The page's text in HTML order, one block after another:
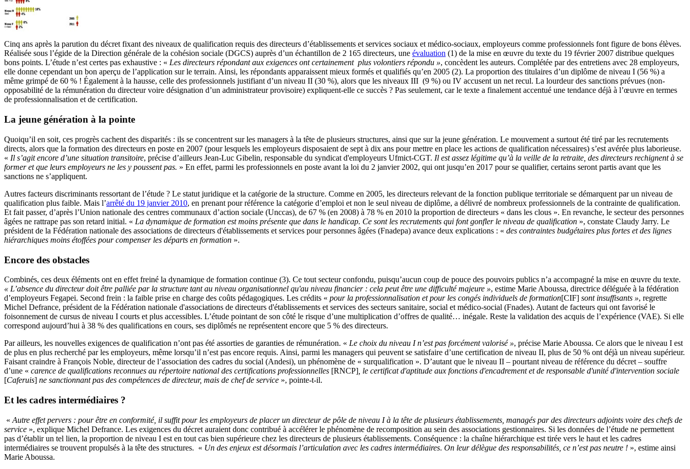
Cinq ans après la parution du décret fixant des niveaux de qualification requis des directeurs d’établissements et services sociaux et médico-sociaux, employeurs comme professionnels font figure de bons élèves.
Réalisée sous l’égide de la Direction générale de la cohésion sociale (DGCS) auprès d’un échantillon de 2 165 directeurs, une évaluation (1) de la mise en œuvre du texte du 19 février 2007 distribue quelques
bons points. L’étude n’est certes pas exhaustive : « Les directeurs répondant aux exigences ont certainement plus volontiers répondu », concèdent les auteurs. Complétée par des entretiens avec 28 employeurs,
elle donne cependant un bon aperçu de l’application sur le terrain. Ainsi, les répondants apparaissent mieux formés et qualifiés qu’en 2005 (2). La proportion des titulaires d’un diplôme de niveau I (56 %) a
même grimpé de 60 % ! Également à la hausse, celle des professionnels justifiant d’un niveau II (30 %), alors que les niveaux III (9 %) ou IV accusent un net recul. La lourdeur des sanctions prévues (non-
opposabilité de la rémunération du directeur voire désignation d’un administrateur provisoire) expliquent-elle ce succès ? Pas seulement, car le texte a finalement accentué une tendance déjà à l’œuvre en termes
de professionnalisation et de certification.
La jeune génération à la pointe
Quoiqu’il en soit, ces progrès cachent des disparités : ils se concentrent sur les managers à la tête de plusieurs structures, ainsi que sur la jeune génération. Le mouvement a surtout été tiré par les recrutements
directs, alors que la formation des directeurs en poste en 2007 (pour lesquels les employeurs disposaient de sept à dix ans pour mettre en place les actions de qualification nécessaires) s’est avérée plus laborieuse.
« Il s’agit encore d’une situation transitoire, précise d’ailleurs Jean-Luc Gibelin, responsable du syndicat d'employeurs Ufmict-CGT. Il est assez légitime qu’à la veille de la retraite, des directeurs rechignent à se
former et que leurs employeurs ne les y poussent pas. » En effet, parmi les professionnels en poste avant la loi du 2 janvier 2002, qui ont jusqu’en 2017 pour se qualifier, certains seront partis avant que les
sanctions ne s’appliquent.
Autres facteurs discriminants ressortant de l’étude ? Le statut juridique et la catégorie de la structure. Comme en 2005, les directeurs relevant de la fonction publique territoriale se démarquent par un niveau de
qualification plus faible. Mais l’arrêté du 19 janvier 2010, en prenant pour référence la catégorie d’emploi et non le seul niveau de diplôme, a délivré de nombreux professionnels de la contrainte de qualification.
Et fait passer, d’après l’Union nationale des centres communaux d’action sociale (Unccas), de 67 % (en 2008) à 78 % en 2010 la proportion de directeurs « dans les clous ». En revanche, le secteur des personnes
âgées ne rattrape pas son retard initial. « La dynamique de formation est moins présente que dans le handicap. Ce sont les recrutements qui font gonfler le niveau de qualification », constate Claudy Jarry. Le
président de la Fédération nationale des associations de directeurs d'établissements et services pour personnes âgées (Fnadepa) avance deux explications : « des contraintes budgétaires plus fortes et des lignes
hiérarchiques moins étoffées pour compenser les départs en formation ».
Encore des obstacles
Combinés, ces deux éléments ont en effet freiné la dynamique de formation continue (3). Ce tout secteur confondu, puisqu’aucun coup de pouce des pouvoirs publics n’a accompagné la mise en œuvre du texte.
« L’absence du directeur doit être palliée par la structure tant au niveau organisationnel qu'au niveau financier : cela peut être une difficulté majeure », estime Marie Aboussa, directrice déléguée à la fédération
d’employeurs Fegapei. Second frein : la faible prise en charge des coûts pédagogiques. Les crédits « pour la professionnalisation et pour les congés individuels de formation[CIF] sont insuffisants », regrette
Michel Defrance, président de la Fédération nationale d'associations de directeurs d'établissements et services des secteurs sanitaire, social et médico-social (Fnades). Autant de facteurs qui ont favorisé le
foisonnement de cursus de niveau I courts et plus accessibles. L’étude pointant de son côté le risque d’une multiplication d’offres de qualité… inégale. Reste la validation des acquis de l’expérience (VAE). Si elle
correspond aujourd’hui à 38 % des qualifications en cours, ses diplômés ne représentent encore que 5 % des directeurs.
Par ailleurs, les nouvelles exigences de qualification n’ont pas été assorties de garanties de rémunération. « Le choix du niveau I n’est pas forcément valorisé », précise Marie Aboussa. Ce alors que le niveau I est
de plus en plus recherché par les employeurs, même lorsqu’il n’est pas encore requis. Ainsi, parmi les managers qui peuvent se satisfaire d’une certification de niveau II, plus de 50 % ont déjà un niveau supérieur.
Faisant craindre à François Noble, directeur de l’association des cadres du social (Andesi), un phénomène de « surqualification ». D’autant que le niveau II – pourtant niveau de référence du décret – souffre
d’une « carence de qualifications reconnues au répertoire national des certifications professionnelles [RNCP] le certificat d'aptitude aux fonctions d'encadrement et de responsable d'unité d'intervention sociale
[Caferuis] ne sanctionnant pas des compétences de directeur, mais de chef de service », pointe-t-il.
Et les cadres intermédiaires ?
« Autre effet pervers : pour être en conformité, il suffit pour les employeurs de placer un directeur de pôle de niveau I à la tête de plusieurs établissements, managés par des directeurs adjoints voire des chefs de
service », explique Michel Defrance. Les exigences du décret auraient donc contribué à accélérer le phénomène de recomposition au sein des associations gestionnaires. Si les données de l’étude ne permettent
pas d’établir un tel lien, la proportion de niveau I est en tout cas bien supérieure chez les directeurs de plusieurs établissements. Conséquence : la chaîne hiérarchique est tirée vers le haut et les cadres
intermédiaires se trouvent propulsés à la tête des structures. « Un des enjeux est désormais l’articulation avec les cadres intermédiaires. On leur délègue des responsabilités, ce n’est pas neutre ! », estime ainsi
Marie Aboussa.